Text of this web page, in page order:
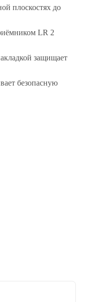
плоскостях до
LR 2
защищает
безопасную